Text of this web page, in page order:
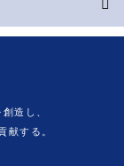
造し、
献する。